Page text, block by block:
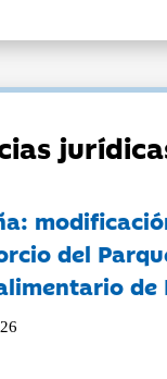
del
de